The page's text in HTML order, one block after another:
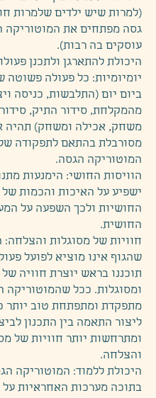
(למרות שיש ילדים שלמרות
גסה מפתחים את המוטוריקה
עוסקים בה רבות).
היכולת להתארגן ולתכנן
יומיומיות: כל פעולה פשוטה
ביום יום (התלבשות, כניסה
מהמקלחת, סידור התיק,
משחק, אכילה ומשחק) תהיה
מסורבלת בהתאם לתפקודה
המוטוריקה הגסה.
הוויסות החושי: הימנעות
ישפיע על האיכות והכמות של
החושיות ולכך השפעה על
החושית.
חוויות של מסוגלות
שהגוף אינו מוציא לפועל
תוכננו בראש יוצרת חוויה
ומסוגלות. ככל שהמוטוריקה
מתפקדת ומתפתחת טוב יותר
ליצור התאמה בין התכנון
ומתרחשות יותר חוויות של
והצלחה.
היכולת ללמוד: המוטוריקה
בתוכה מערכות האחראיות על